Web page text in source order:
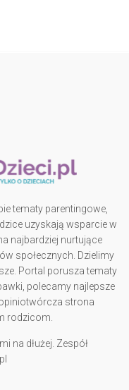
tematy parentingowe,
uzyskają wsparcie w
najbardziej nurtujące
społecznych. Dzielimy
Portal porusza tematy
polecamy najlepsze
strona
rodzicom.
na dłużej. Zespół